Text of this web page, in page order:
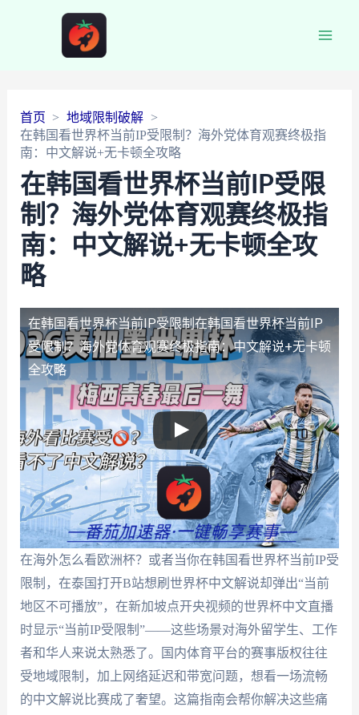
首页
地域限制破解
在韩国看世界杯当前IP受限制？海外党体育观赛终极指
南：中文解说+无卡顿全攻略
在韩国看世界杯当前IP受限
制？海外党体育观赛终极指
南：中文解说+无卡顿全攻
略
在韩国看世界杯当前IP受限制 在韩国看世界杯当前IP
受限制？海外党体育观赛终极指南：中文解说+无卡顿
全攻略
在海外怎么看欧洲杯？或者当你在韩国看世界杯当前IP受
限制，在泰国打开B站想刷世界杯中文解说却弹出“当前
地区不可播放”，在新加坡点开央视频的世界杯中文直播
时显示“当前IP受限制”——这些场景对海外留学生、工作
者和华人来说太熟悉了。国内体育平台的赛事版权往往
受地域限制，加上网络延迟和带宽问题，想看一场流畅
的中文解说比赛成了奢望。这篇指南会帮你解决这些痛